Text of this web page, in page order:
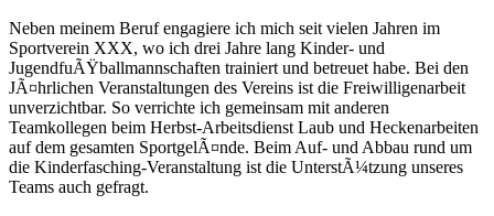
Neben meinem Beruf engagiere ich mich seit vielen Jahren im
Sportverein XXX, wo ich drei Jahre lang Kinder- und
JugendfuÃŸballmannschaften trainiert und betreuet habe. Bei den
JÃ¤hrlichen Veranstaltungen des Vereins ist die Freiwilligenarbeit
unverzichtbar. So verrichte ich gemeinsam mit anderen
Teamkollegen beim Herbst-Arbeitsdienst Laub und Heckenarbeiten
auf dem gesamten SportgelÃ¤nde. Beim Auf- und Abbau rund um
die Kinderfasching-Veranstaltung ist die UnterstÃ¼tzung unseres
Teams auch gefragt.